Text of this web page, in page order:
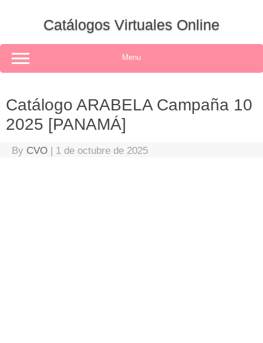
Catálogos Virtuales Online
Menu
Catálogo ARABELA Campaña 10
2025 [PANAMÁ]
By CVO | 1 de octubre de 2025